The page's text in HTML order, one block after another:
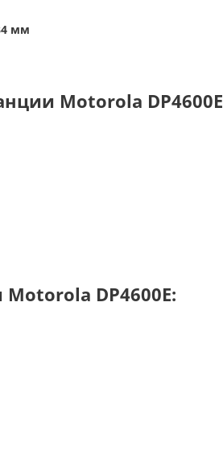
мм
Motorola DP4600E
DP4600E: